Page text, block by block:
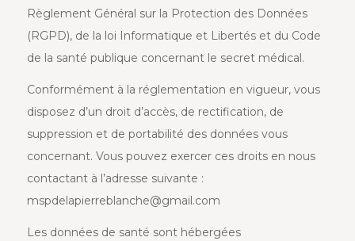
Règlement Général sur la Protection des Données
(RGPD), de la loi Informatique et Libertés et du Code
de la santé publique concernant le secret médical.
Conformément à la réglementation en vigueur, vous
disposez d’un droit d’accès, de rectification, de
suppression et de portabilité des données vous
concernant. Vous pouvez exercer ces droits en nous
contactant à l’adresse suivante :
mspdelapierreblanche@gmail.com
Les données de santé sont hébergées